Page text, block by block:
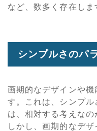
など、数多く存在しま
シンプルさのパ
画期的なデザインや機
す。これは、シンプル
は、相対する考えなの
しかし、画期的なデ